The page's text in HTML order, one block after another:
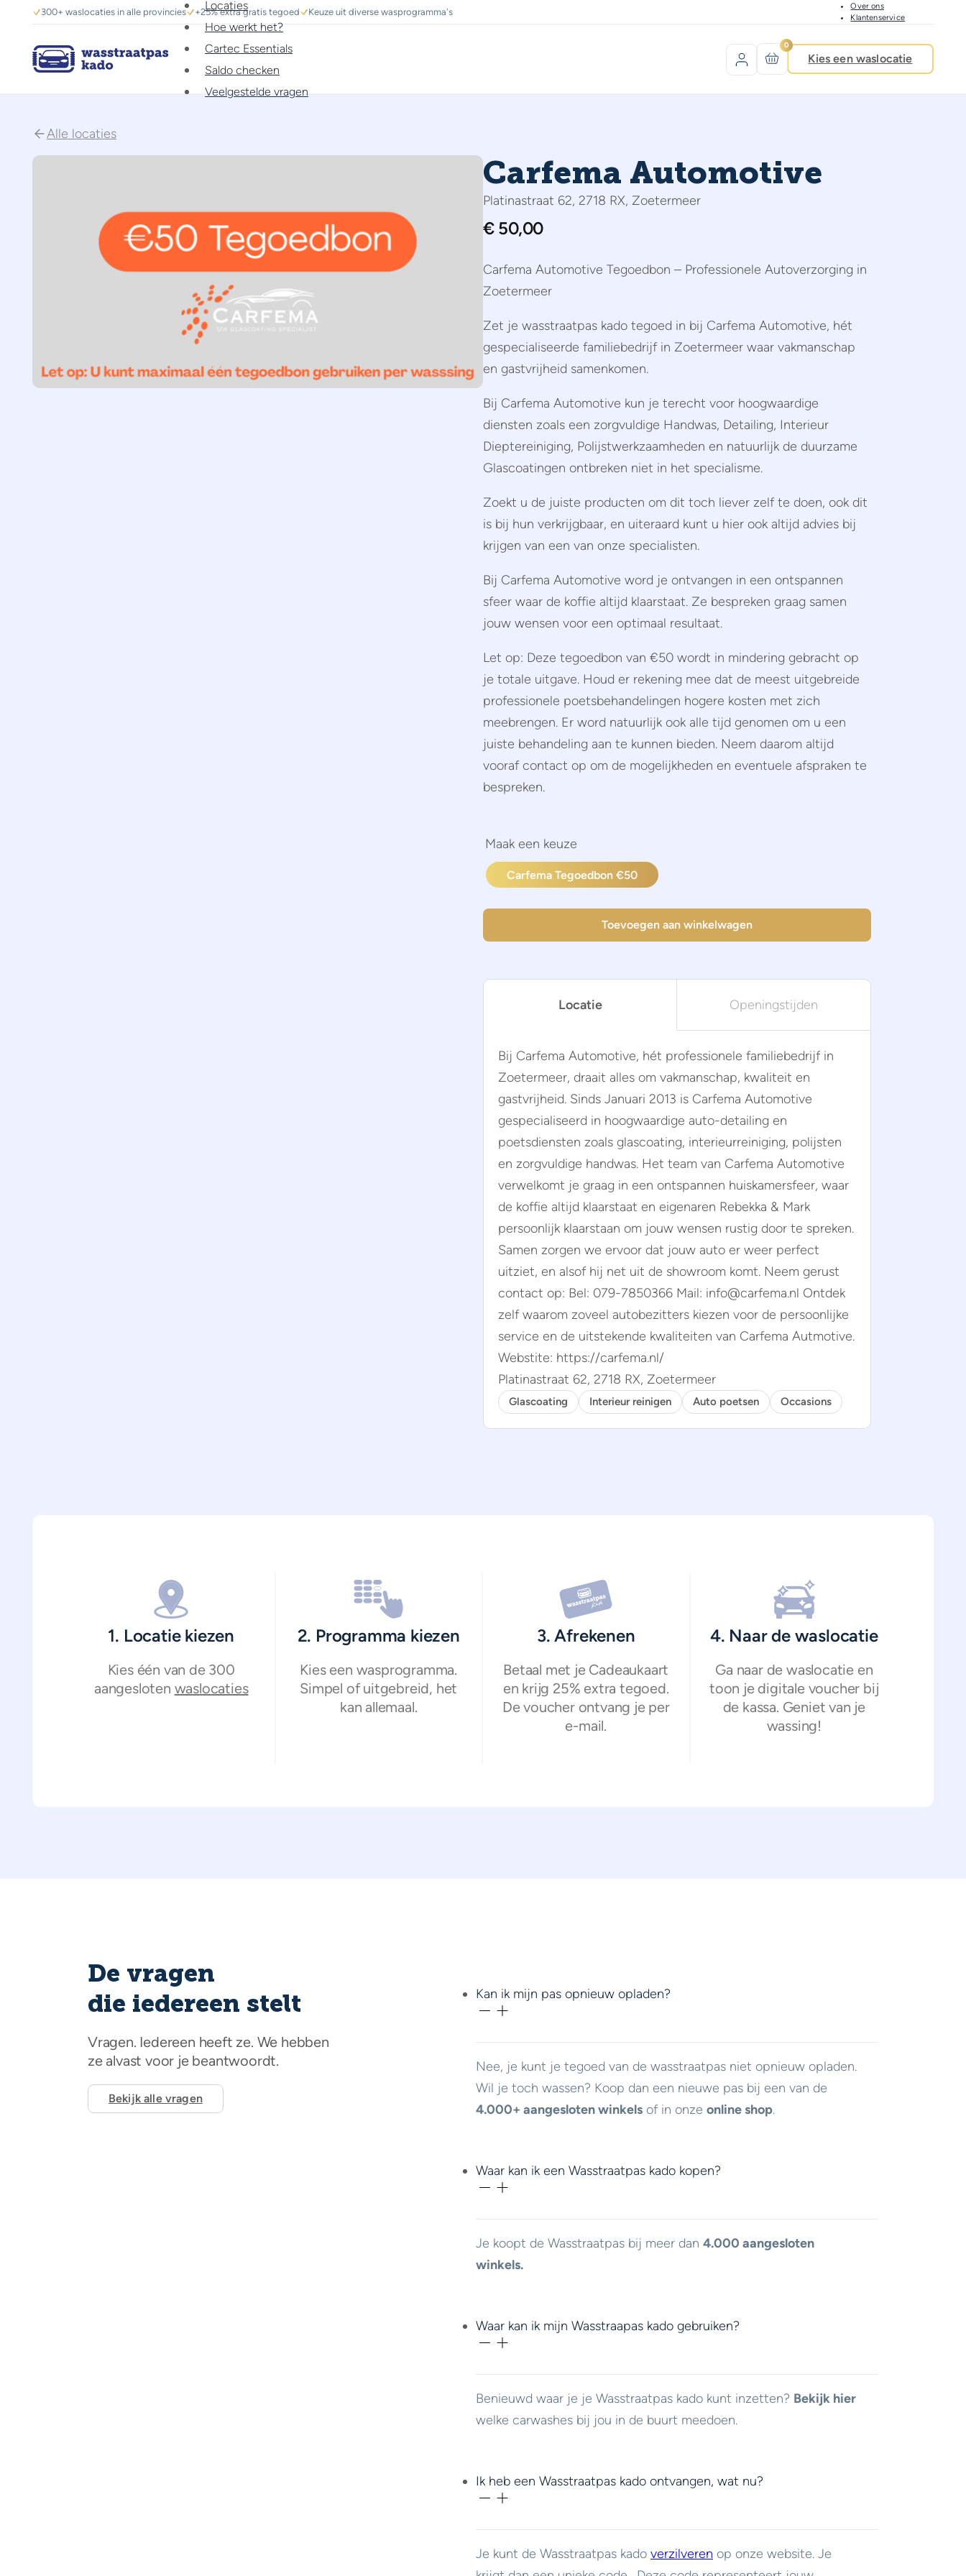
300+ waslocaties in alle provincies +25% extra gratis tegoed Keuze uit diverse wasprogramma's
Over ons
Klantenservice
Locaties
Hoe werkt het?
Cartec Essentials
Saldo checken
Veelgestelde vragen
0
Kies een waslocatie
Alle locaties
Carfema Automotive
Platinastraat 62, 2718 RX, Zoetermeer
Carfema Automotive Tegoedbon – Professionele Autoverzorging in
Zoetermeer
Zet je wasstraatpas kado tegoed in bij Carfema Automotive, hét
gespecialiseerde familiebedrijf in Zoetermeer waar vakmanschap
en gastvrijheid samenkomen.
Bij Carfema Automotive kun je terecht voor hoogwaardige
diensten zoals een zorgvuldige Handwas, Detailing, Interieur
Dieptereiniging, Polijstwerkzaamheden en natuurlijk de duurzame
Glascoatingen ontbreken niet in het specialisme.
Zoekt u de juiste producten om dit toch liever zelf te doen, ook dit
is bij hun verkrijgbaar, en uiteraard kunt u hier ook altijd advies bij
krijgen van een van onze specialisten.
Bij Carfema Automotive word je ontvangen in een ontspannen
sfeer waar de koffie altijd klaarstaat. Ze bespreken graag samen
jouw wensen voor een optimaal resultaat.
Let op: Deze tegoedbon van €50 wordt in mindering gebracht op
je totale uitgave. Houd er rekening mee dat de meest uitgebreide
professionele poetsbehandelingen hogere kosten met zich
meebrengen. Er word natuurlijk ook alle tijd genomen om u een
juiste behandeling aan te kunnen bieden. Neem daarom altijd
vooraf contact op om de mogelijkheden en eventuele afspraken te
bespreken.
€50,00
Carfema Tegoedbon €50
Toevoegen aan winkelwagen
Locatie Openingstijden
Bij Carfema Automotive, hét professionele familiebedrijf in
Zoetermeer, draait alles om vakmanschap, kwaliteit en
gastvrijheid. Sinds Januari 2013 is Carfema Automotive
gespecialiseerd in hoogwaardige auto-detailing en
poetsdiensten zoals glascoating, interieurreiniging, polijsten
en zorgvuldige handwas. Het team van Carfema Automotive
verwelkomt je graag in een ontspannen huiskamersfeer, waar
de koffie altijd klaarstaat en eigenaren Rebekka & Mark
persoonlijk klaarstaan om jouw wensen rustig door te spreken.
Samen zorgen we ervoor dat jouw auto er weer perfect
uitziet, en alsof hij net uit de showroom komt. Neem gerust
contact op: Bel: 079-7850366 Mail: info@carfema.nl Ontdek
zelf waarom zoveel autobezitters kiezen voor de persoonlijke
service en de uitstekende kwaliteiten van Carfema Autmotive.
Webstite: https://carfema.nl/
Platinastraat 62, 2718 RX, Zoetermeer
Glascoating Interieur reinigen Auto poetsen Occasions
1. Locatie kiezen
Kies één van de 300
aangesloten waslocaties
2. Programma kiezen
Kies een wasprogramma.
Simpel of uitgebreid, het
kan allemaal.
3. Afrekenen
Betaal met je Cadeaukaart
en krijg 25% extra tegoed.
De voucher ontvang je per
e-mail.
4. Naar de waslocatie
Ga naar de waslocatie en
toon je digitale voucher bij
de kassa. Geniet van je
wassing!
De vragen
die iedereen stelt
Vragen. Iedereen heeft ze. We hebben
ze alvast voor je beantwoordt.
Bekijk alle vragen
Kan ik mijn pas opnieuw opladen?
Nee, je kunt je tegoed van de wasstraatpas niet opnieuw opladen.
Wil je toch wassen? Koop dan een nieuwe pas bij een van de
4.000+ aangesloten winkels of in onze online shop.
Waar kan ik een Wasstraatpas kado kopen?
Je koopt de Wasstraatpas bij meer dan 4.000 aangesloten
winkels.
Waar kan ik mijn Wasstraapas kado gebruiken?
Benieuwd waar je je Wasstraatpas kado kunt inzetten? Bekijk hier
welke carwashes bij jou in de buurt meedoen.
Ik heb een Wasstraatpas kado ontvangen, wat nu?
Je kunt de Wasstraatpas kado verzilveren op onze website. Je